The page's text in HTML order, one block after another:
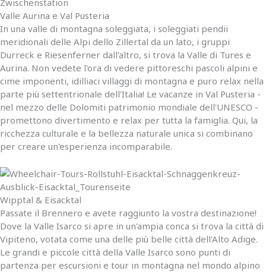
Valle Aurina e Val Pusteria
In una valle di montagna soleggiata, i soleggiati pendii
meridionali delle Alpi dello Zillertal da un lato, i gruppi
Durreck e Riesenferner dall'altro, si trova la Valle di Tures e
Aurina. Non vedete l'ora di vedere pittoreschi pascoli alpini e
cime imponenti, idilliaci villaggi di montagna e puro relax nella
parte più settentrionale dell'Italia! Le vacanze in Val Pusteria -
nel mezzo delle Dolomiti patrimonio mondiale dell'UNESCO -
promettono divertimento e relax per tutta la famiglia. Qui, la
ricchezza culturale e la bellezza naturale unica si combinano
per creare un'esperienza incomparabile.
Wipptal & Eisacktal
Passate il Brennero e avete raggiunto la vostra destinazione!
Dove la Valle Isarco si apre in un'ampia conca si trova la città di
Vipiteno, votata come una delle più belle città dell'Alto Adige.
Le grandi e piccole città della Valle Isarco sono punti di
partenza per escursioni e tour in montagna nel mondo alpino